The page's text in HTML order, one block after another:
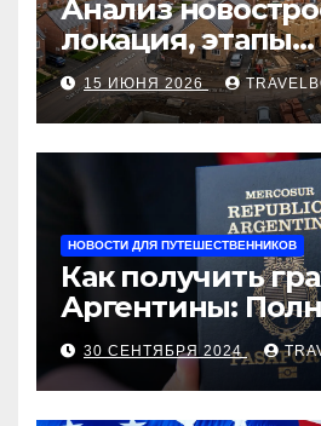
Анализ
локация, этапы
строительства,
застройщика,
оформления
рыночные
15 ИЮНЯ 2026
НОВОСТИ ДЛЯ ПУТЕШЕСТВЕННИКОВ
Как получить
Аргентины:
руководство
30 СЕНТЯБРЯ 2024